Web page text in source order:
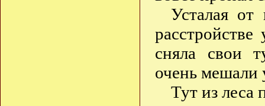
Усталая
сняла свои
очень мешали
Тут из